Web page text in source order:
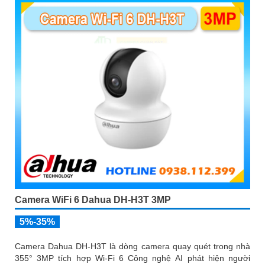
Camera WiFi 6 Dahua DH-H3T 3MP
5%-35%
Camera Dahua DH-H3T là dòng camera quay quét trong nhà
355° 3MP tích hợp Wi-Fi 6 Công nghệ AI phát hiện người